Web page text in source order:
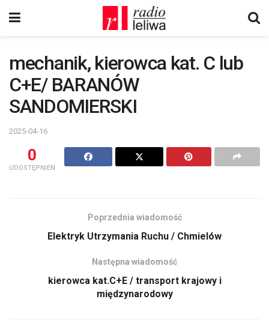
mechanik, kierowca kat. C lub
C+E/ BARANÓW
SANDOMIERSKI
2025-04-16
0
UDOSTĘPNIEŃ
Poprzednia wiadomość
Elektryk Utrzymania Ruchu / Chmielów
Następna wiadomość
kierowca kat.C+E / transport krajowy i
międzynarodowy